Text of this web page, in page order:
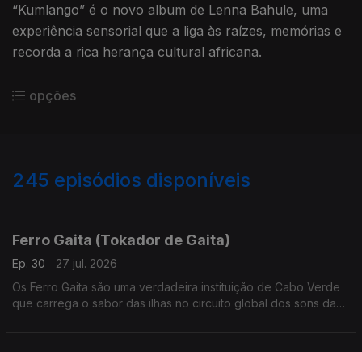
“Kumlango” é o novo album de Lenna Bahule, uma
experiência sensorial que a liga às raízes, memórias e
recorda a rica herança cultural africana.
opções
245 episódios disponíveis
Ferro Gaita (Tokador de Gaita)
Ep. 30
27 jul. 2026
Os Ferro Gaita são uma verdadeira instituição de Cabo Verde
que carrega o sabor das ilhas no circuito global dos sons da